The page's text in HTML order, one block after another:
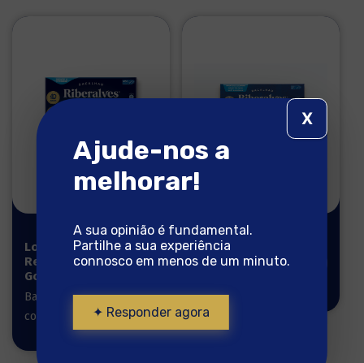
Lombos
Reserva
Gourmet 1kg
Bacalhau pronto a
cozinhar
Lomos de
Bacalao
Ajude-nos a
melhorar!
A sua opinião é fundamental.
Partilhe a sua experiência
connosco em menos de um minuto.
✦ Responder agora
X